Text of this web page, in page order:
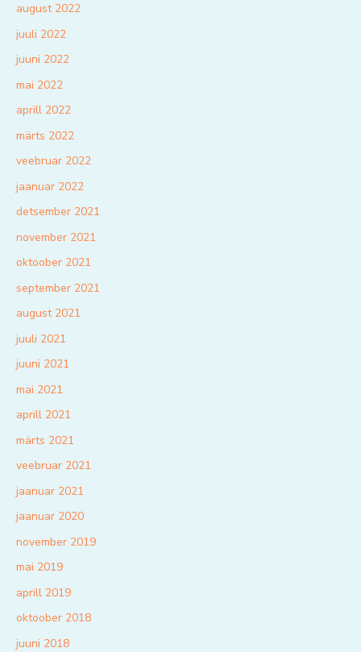
august 2022
juuli 2022
juuni 2022
mai 2022
aprill 2022
märts 2022
veebruar 2022
jaanuar 2022
detsember 2021
november 2021
oktoober 2021
september 2021
august 2021
juuli 2021
juuni 2021
mai 2021
aprill 2021
märts 2021
veebruar 2021
jaanuar 2021
jaanuar 2020
november 2019
mai 2019
aprill 2019
oktoober 2018
juuni 2018